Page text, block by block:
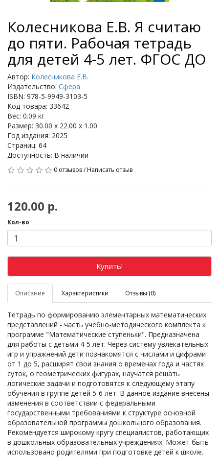
Колесникова Е.В. Я считаю
до пяти. Рабочая тетрадь
для детей 4-5 лет. ФГОС ДО
Автор: Колесникова Е.В.
Издательство: Сфера
ISBN: 978-5-9949-3103-5
Код товара: 33642
Вес: 0.09 кг
Размер: 30.00 x 22.00 x 1.00
Год издания: 2025
Страниц: 64
Доступность: В наличии
0 отзывов/Написать отзыв
120.00 р.
Кол-во
Купить!
Описание Характеристики Отзывы (0)
Тетрадь по формированию элементарных математических
представлений - часть учебно-методического комплекта к
программе "Математические ступеньки". Предназначена
для работы с детьми 4-5 лет. Через систему увлекательных
игр и упражнений дети познакомятся с числами и цифрами
от 1 до 5, расширят свои знания о временах года и частях
суток, о геометрических фигурах, научатся решать
логические задачи и подготовятся к следующему этапу
обучения в группе детей 5-6 лет. В данное издание внесены
изменения в соответствии с федеральными
государственными требованиями к структуре основной
образовательной программы дошкольного образования.
Рекомендуется широкому кругу специалистов, работающих
в дошкольных образовательных учреждениях. Может быть
использовано родителями при подготовке детей к школе.